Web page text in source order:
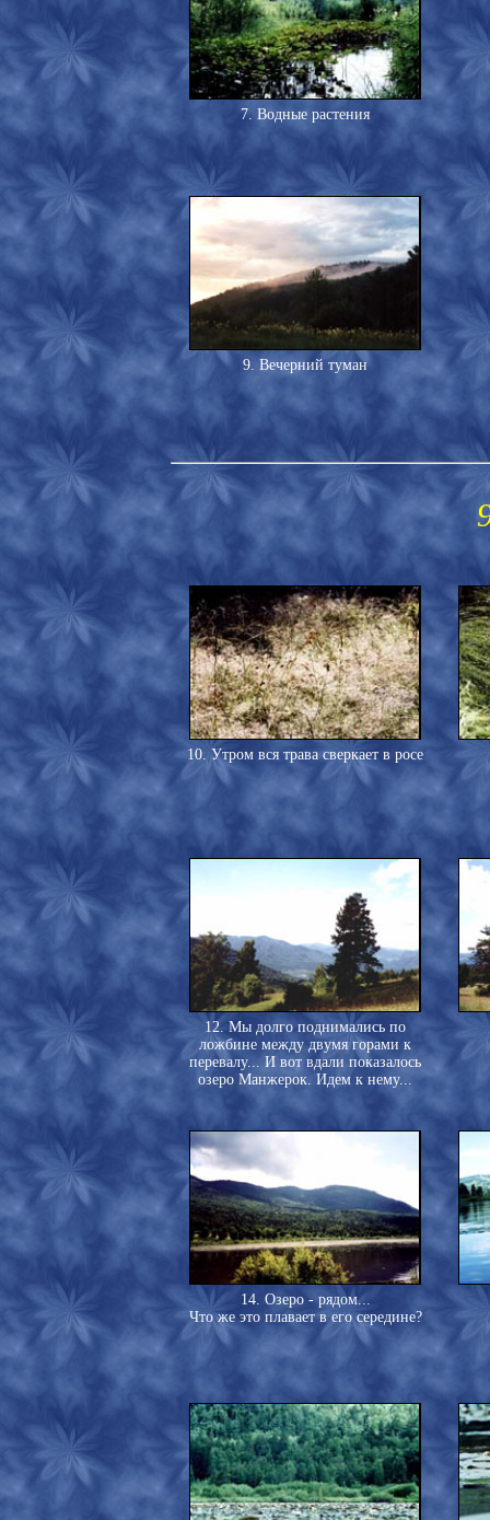
7. Водные растения
9. Вечерний туман
10. Утром вся трава сверкает в росе
12. Мы долго поднимались по
ложбине между двумя горами к
перевалу... И вот вдали показалось
озеро Манжерок. Идем к нему...
14. Озеро - рядом...
Что же это плавает в его середине?